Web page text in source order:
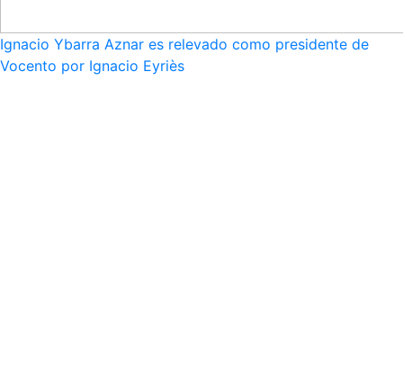
Ignacio Ybarra Aznar es relevado como presidente de
Vocento por Ignacio Eyriès